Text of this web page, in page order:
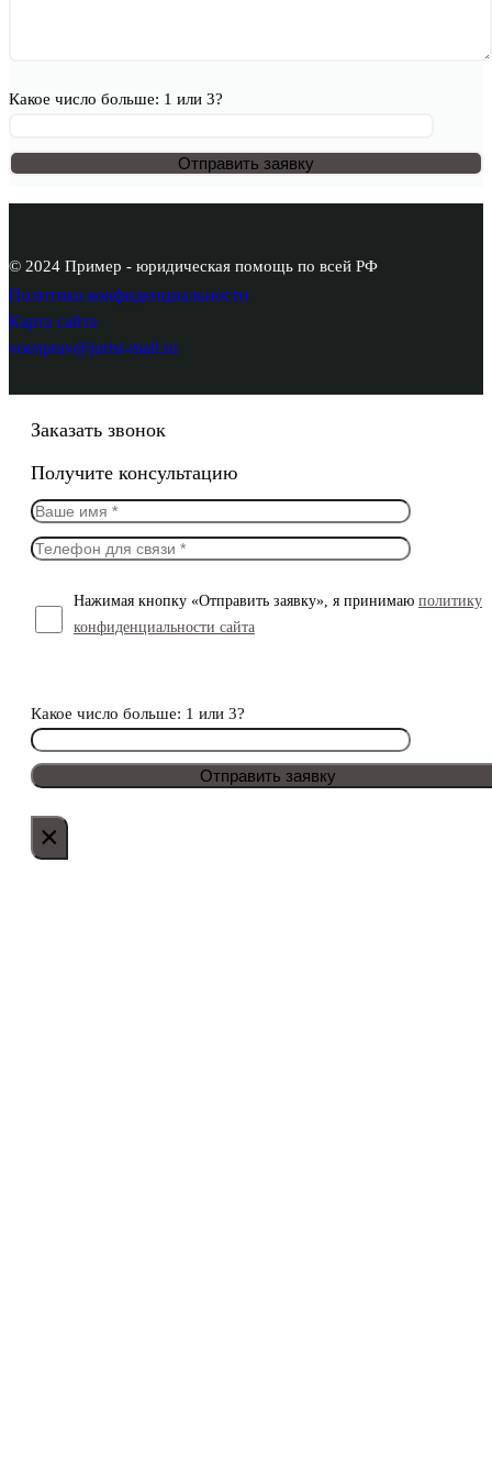
Какое число больше: 1 или 3?
© 2024 Пример - юридическая помощь по всей РФ
Политика конфиденциальности
Карта сайта
voenprav@jurist-mail.ru
Заказать звонок
Получите консультацию
Нажимая кнопку «Отправить заявку», я принимаю политику
конфиденциальности сайта
Какое число больше: 1 или 3?
×